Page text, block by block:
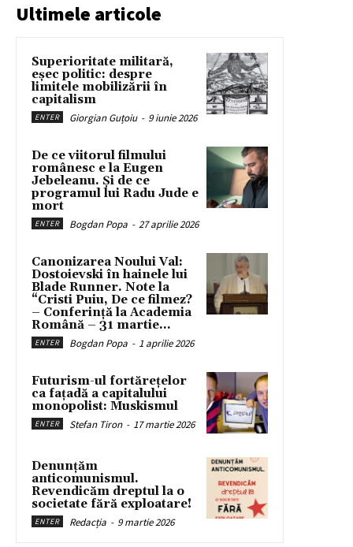
Ultimele articole
Superioritate militară,
eșec politic: despre
limitele mobilizării în
capitalism
ENTER Giorgian Guțoiu - 9 iunie 2026
De ce viitorul filmului
românesc e la Eugen
Jebeleanu. Și de ce
programul lui Radu Jude e
mort
ENTER Bogdan Popa - 27 aprilie 2026
Canonizarea Noului Val:
Dostoievski în hainele lui
Blade Runner. Note la
“Cristi Puiu, De ce filmez?
– Conferință la Academia
Română – 31 martie...
ENTER Bogdan Popa - 1 aprilie 2026
Futurism-ul fortărețelor
ca fațadă a capitalului
monopolist: Muskismul
ENTER Stefan Tiron - 17 martie 2026
Denunțăm
anticomunismul.
Revendicăm dreptul la o
societate fără exploatare!
ENTER Redacția - 9 martie 2026